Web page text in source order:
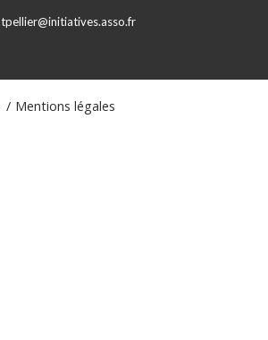
Mentions légales